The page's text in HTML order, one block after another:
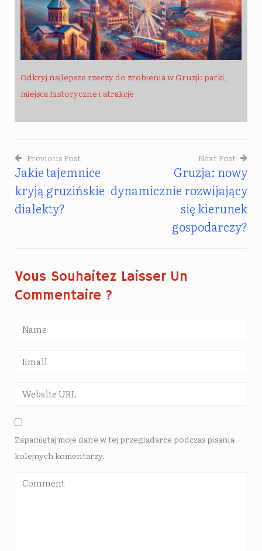
Odkryj najlepsze rzeczy do zrobienia w Gruzji: parki,
miejsca historyczne i atrakcje
Nawigacja
Wpisu
Previous Post
Jakie tajemnice
kryją gruzińskie
dialekty?
Next Post
Gruzja: nowy
dynamicznie rozwijający
się kierunek
gospodarczy?
Vous Souhaitez Laisser Un
Commentaire ?
Zapamiętaj moje dane w tej przeglądarce podczas pisania
kolejnych komentarzy.